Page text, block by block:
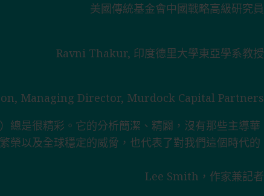
美國傳統基金會中國戰略高級研究員
Ravni Thakur, 印度德里大學東亞學系教授
Managing Director, Murdock Capital Partners
總是很精彩。它的分析簡潔、精闢，沒有那些主導華
榮以及全球穩定的威脅，也代表了對我們這個時代的
Lee Smith，作家兼記者